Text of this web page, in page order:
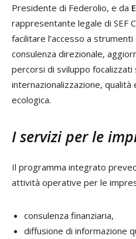
Presidente di Federolio, e da
rappresentante legale di SEF
facilitare l’accesso a
consulenza direzionale,
percorsi di sviluppo focalizzati
internazionalizzazione,
ecologica.
I servizi per le
Il programma integrato
attività operative per le
consulenza finanziaria,
diffusione di informazione